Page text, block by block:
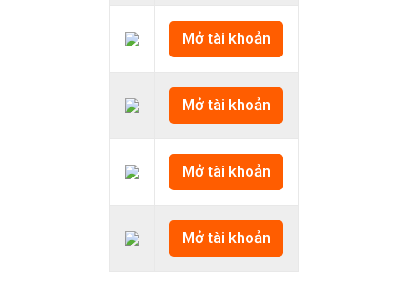
Mở tài khoản
Mở tài khoản
Mở tài khoản
Mở tài khoản